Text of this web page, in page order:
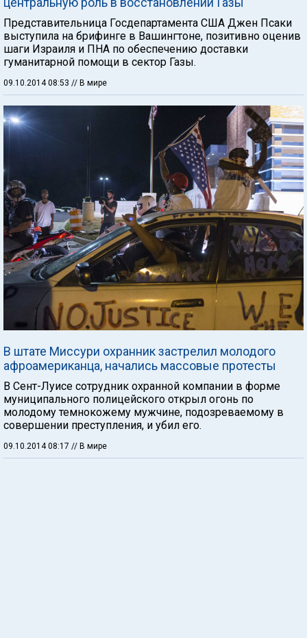
Представительница Госдепартамента США Джен Псаки
выступила на брифинге в Вашингтоне, позитивно оценив
шаги Израиля и ПНА по обеспечению доставки
гуманитарной помощи в сектор Газы.
09.10.2014 08:53 // В мире
В штате Миссури охранник застрелил молодого
афроамериканца, начались массовые протесты
В Сент-Луисе сотрудник охранной компании в форме
муниципального полицейского открыл огонь по
молодому темнокожему мужчине, подозреваемому в
совершении преступления, и убил его.
09.10.2014 08:17 // В мире